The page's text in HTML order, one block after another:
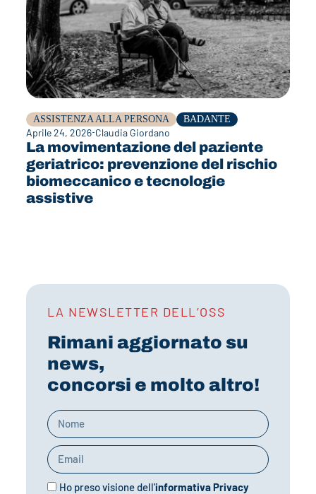
ASSISTENZA ALLA PERSONA BADANTE
Aprile 24, 2026 Claudia Giordano
La movimentazione del paziente
geriatrico: prevenzione del rischio
biomeccanico e tecnologie
assistive
LA NEWSLETTER DELL’OSS
Rimani aggiornato su
news,
concorsi e molto altro!
Ho preso visione dell'informativa Privacy